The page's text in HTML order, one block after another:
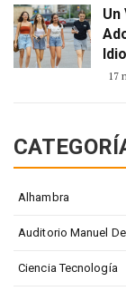
17
Alhambra
Auditorio Manuel
Ciencia Tecnología